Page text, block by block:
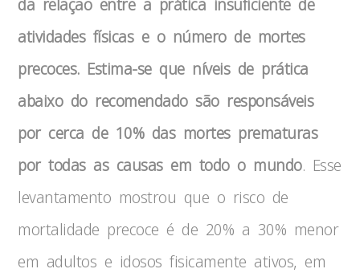
da relação entre a prática insuficiente de
atividades físicas e o número de mortes
precoces. Estima-se que níveis de prática
abaixo do recomendado são responsáveis
por cerca de 10% das mortes prematuras
por todas as causas em todo o mundo. Esse
levantamento mostrou que o risco de
mortalidade precoce é de 20% a 30% menor
em adultos e idosos fisicamente ativos, em